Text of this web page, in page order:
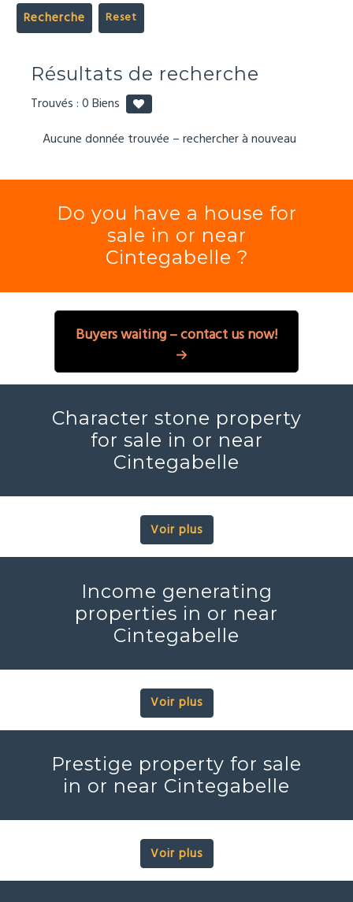
Recherche
Résultats de recherche
Trouvés :0Biens
Aucune donnée trouvée – rechercher à nouveau
Do you have a house for
sale in or near
Cintegabelle ?
Buyers waiting – contact us now!
Character stone property
for sale in or near
Cintegabelle
Voir plus
Income generating
properties in or near
Cintegabelle
Voir plus
Prestige property for sale
in or near Cintegabelle
Voir plus